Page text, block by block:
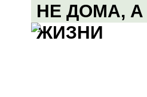
НЕ ДОМА, А
ЖИЗНИ